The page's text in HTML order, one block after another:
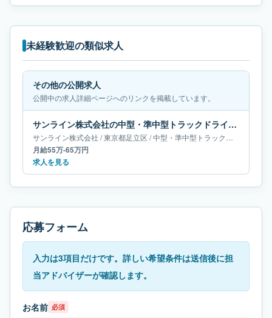
未経験歓迎の類似求人
その他の公開求人
公開中の求人詳細ページへのリンクを掲載しています。
サンライン株式会社の中型・準中型トラックドライバー求人｜東京都足立区｜月給55万-65万円
サンライン株式会社 /東京都足立区 /中型・準中型トラックドライバー
月給55万-65万円
求人を見る
応募フォーム
入力は3項目だけです。詳しい希望条件は送信後に担
当アドバイザーが確認します。
お名前 必須